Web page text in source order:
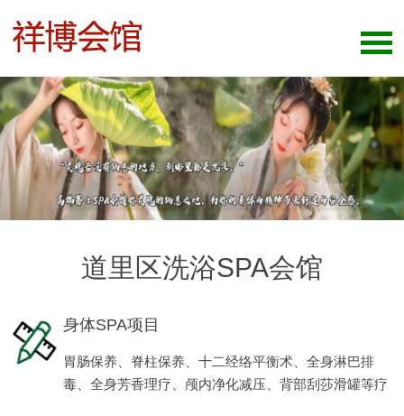
道里区洗浴SPA会馆
身体SPA项目
胃肠保养、脊柱保养、十二经络平衡术、全身淋巴排
毒、全身芳香理疗、颅内净化减压、背部刮莎滑罐等疗